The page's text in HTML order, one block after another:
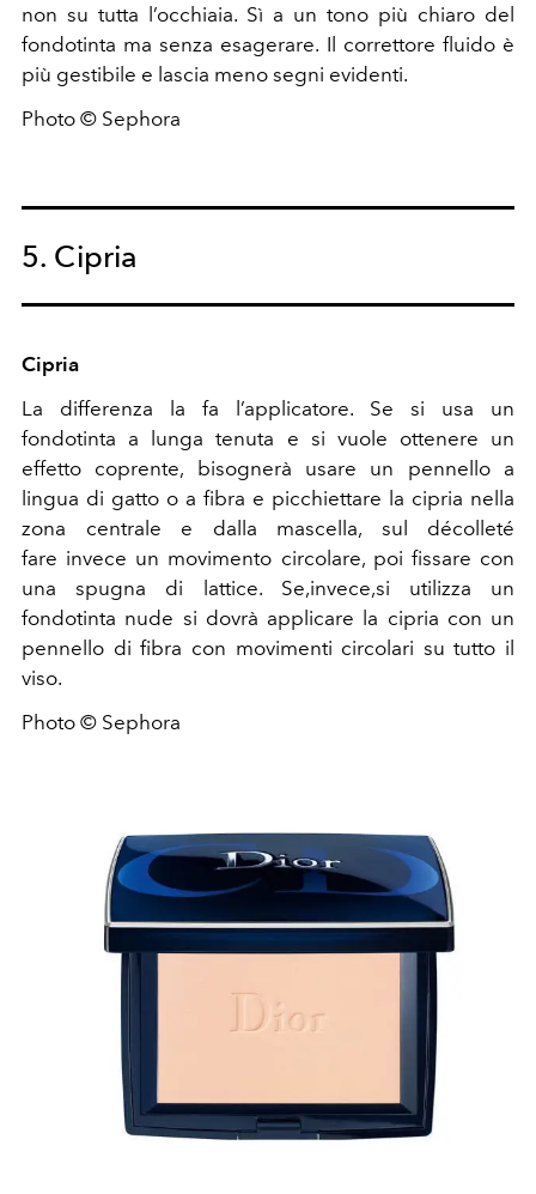
non su tutta l’occhiaia. Sì a un tono più chiaro del
fondotinta ma senza esagerare. Il correttore fluido è
più gestibile e lascia meno segni evidenti.
Photo © Sephora
5. Cipria
Cipria
La differenza la fa l’applicatore. Se si usa un
fondotinta a lunga tenuta e si vuole ottenere un
effetto coprente, bisognerà usare un pennello a
lingua di gatto o a fibra e picchiettare la cipria nella
zona centrale e dalla mascella, sul décolleté
fare invece un movimento circolare, poi fissare con
una spugna di lattice. Se,invece,si utilizza un
fondotinta nude si dovrà applicare la cipria con un
pennello di fibra con movimenti circolari su tutto il
viso.
Photo © Sephora